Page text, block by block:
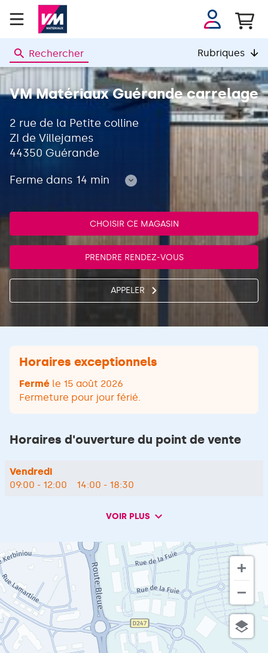
Se
connecter
Rechercher
Rubriques
VM
MATERIAUX
VM Matériaux Guérande carrelage
2 rue de la Petite colline
ZI de Villejames
44350 Guérande
Ferme dans 14 min
horaires
CHOISIR CE MAGASIN
PRENDRE RENDEZ-VOUS
APPELERAFFICHER
LE
DE
POINT
DE
MATÉRIAUX
Horaires exceptionnels
Fermé le 15 août 2026
Fermeture pour jour férié.
Horaires d'ouverture du point de vente
Horaires
d'ouverture
Vendredi
09:00 - 12:00 14:00 - 18:30
VOIR PLUS
et
horaires
d'ouverture
du
point
de
vente
VM
Matériaux
Guérande
carrelage